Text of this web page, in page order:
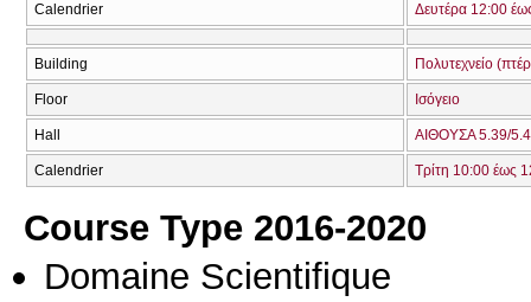
Calendrier Δευτέρα 12:00
Building Πολυτεχνείο
Floor Ισόγειο
Hall ΑΙΘΟΥΣΑ 5.39/
Calendrier Τρίτη 10:00 έως
Course Type 2016-2020
Domaine Scientifique